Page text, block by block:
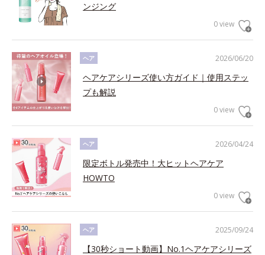
ンジング
0 view
2026/06/20
ヘア
ヘアケアシリーズ使い方ガイド｜使用ステッ
プも解説
0 view
2026/04/24
ヘア
限定ボトル発売中！大ヒットヘアケア
HOWTO
0 view
2025/09/24
ヘア
【30秒ショート動画】No.1ヘアケアシリーズ